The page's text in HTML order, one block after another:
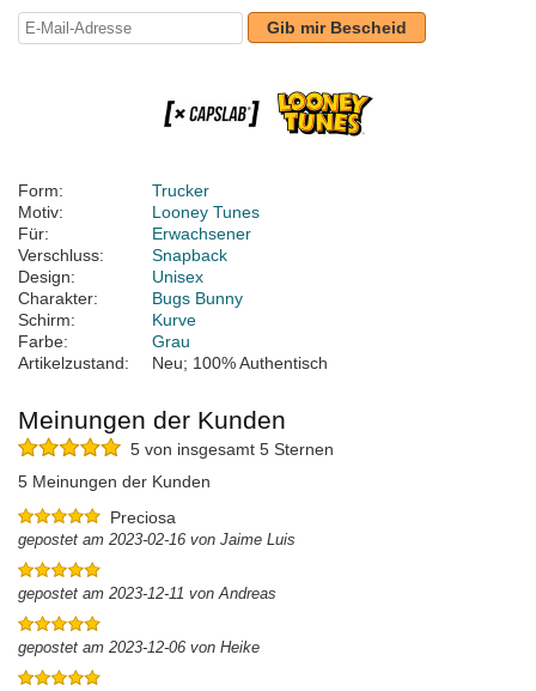
Gib mir Bescheid
Form:
Trucker
Motiv:
Looney Tunes
Für:
Erwachsener
Verschluss:
Snapback
Design:
Unisex
Charakter:
Bugs Bunny
Schirm:
Kurve
Farbe:
Grau
Artikelzustand:
Neu; 100% Authentisch
Meinungen der Kunden
5 von insgesamt 5 Sternen
5 Meinungen der Kunden
Preciosa
gepostet am 2023-02-16 von Jaime Luis
gepostet am 2023-12-11 von Andreas
gepostet am 2023-12-06 von Heike